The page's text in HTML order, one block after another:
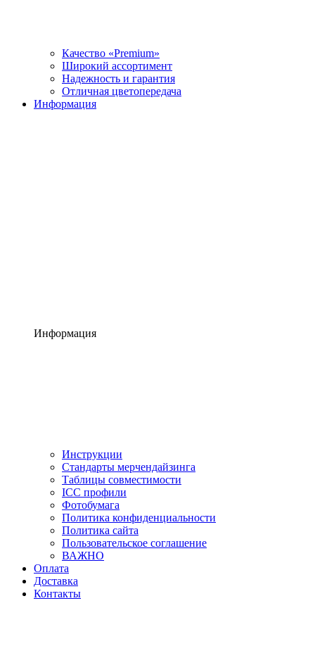
Качество «Premium»
Широкий ассортимент
Надежность и гарантия
Отличная цветопередача
Информация
Информация
Инструкции
Стандарты мерчендайзинга
Таблицы совместимости
ICC профили
Фотобумага
Политика конфиденциальности
Политика сайта
Пользовательское соглашение
ВАЖНО
Оплата
Доставка
Контакты